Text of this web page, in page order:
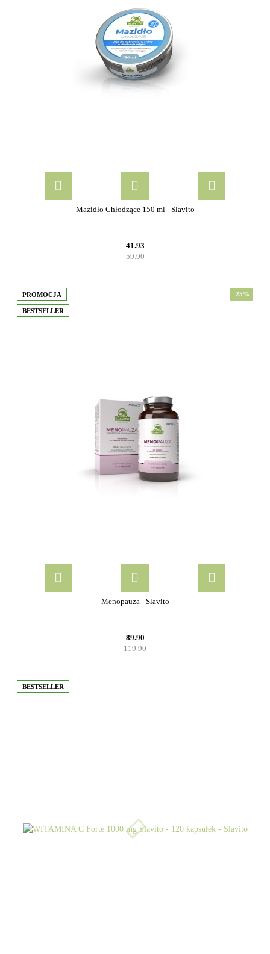
Mazidło Chłodzące 150 ml - Slavito
41.93
59.90
PROMOCJA
BESTSELLER
Menopauza - Slavito
89.90
-25%
119.90
BESTSELLER